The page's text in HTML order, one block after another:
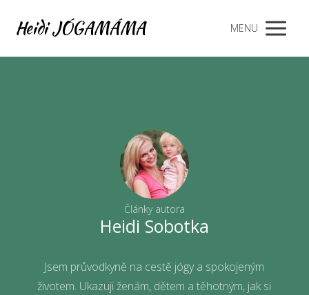
Heidi JÓGAMÁMA MENU
Články autora
Heidi Sobotka
Jsem průvodkyně na cestě jógy a spokojeným
životem. Ukazuji ženám, dětem a těhotným, jak si